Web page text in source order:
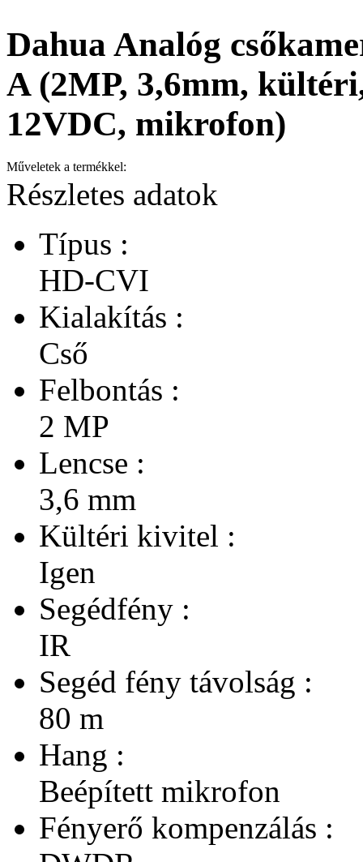
Dahua Analóg
A (2MP, 3,6mm,
12VDC, mikrofon)
Műveletek a termékkel:
Részletes adatok
Típus :
HD-CVI
Kialakítás :
Cső
Felbontás :
2 MP
Lencse :
3,6 mm
Kültéri kivitel :
Igen
Segédfény :
IR
Segéd fény távolság :
80 m
Hang :
Beépített mikrofon
Fényerő kompenzálás :